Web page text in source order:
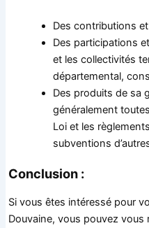
Des contributions
Des participations
et les collectivités
départemental,
Des produits de sa
généralement
Loi et les
subventions
Conclusion :
Si vous êtes intéressé pour
Douvaine, vous pouvez vous